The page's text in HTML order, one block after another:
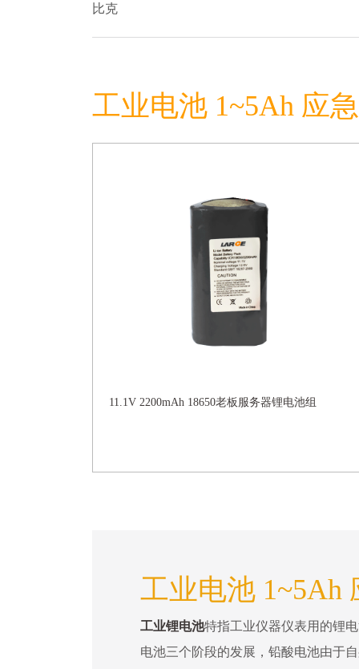
比克
工业电池 1~5Ah 应
11.1V 2200mAh 18650老板服务器锂电池组
工业电池 1~5Ah
工业锂电池特指工业仪器仪表用的锂
电池三个阶段的发展，铅酸电池由于